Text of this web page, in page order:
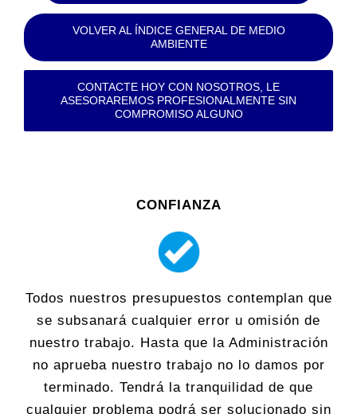
VOLVER AL ÍNDICE GENERAL DE MEDIO
AMBIENTE
CONTACTE HOY CON NOSOTROS, LE
ASESORAREMOS PROFESIONALMENTE SIN
COMPROMISO ALGUNO
CONFIANZA
Todos nuestros presupuestos contemplan que
se subsanará cualquier error u omisión de
nuestro trabajo. Hasta que la Administración
no aprueba nuestro trabajo no lo damos por
terminado. Tendrá la tranquilidad de que
cualquier problema podrá ser solucionado sin